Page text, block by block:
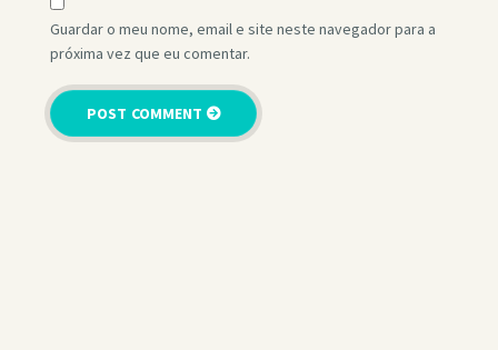
Guardar o meu nome, email e site neste navegador para a
próxima vez que eu comentar.